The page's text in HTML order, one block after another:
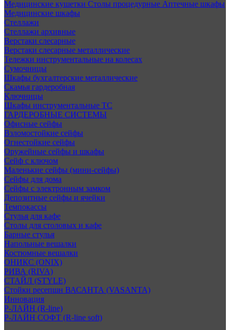
Медицинские кушетки Столы процедурные Аптечные шкафы
Медицинские шкафы
Стеллажи
Стеллажи архивные
Верстаки слесарные
Верстаки слесарные металлические
Тележки инструментальные на колесах
Сумочницы
Шкафы бухгалтерские металлические
Скамья гардеробная
Ключницы
Шкафы инструментальные ТС
ГАРДЕРОБНЫЕ СИСТЕМЫ
Офисные сейфы
Взломостойкие сейфы
Огнестойкие сейфы
Оружейные сейфы и шкафы
Сейф с ключом
Маленькие сейфы (мини-сейфы)
Сейфы для дома
Сейфы с электронным замком
Депозитные сейфы и ячейки
Темпокассы
Стулья для кафе
Столы для столовых и кафе
Барные стулья
Напольные вешалки
Костюмные вешалки
ОНИКС (ONIX)
РИВА (RIVA)
СТАЙЛ (STYLE)
Стойки ресепшн ВАСАНТА (VASANTA)
Инновация
Р-ЛАЙН (R-line)
Р-ЛАЙН СОФТ (R-line soft)